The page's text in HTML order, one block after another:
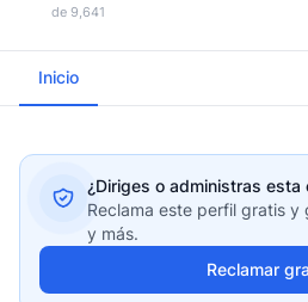
de 9,641
Inicio
¿Diriges o administras esta
Reclama este perfil gratis
y más.
Reclamar